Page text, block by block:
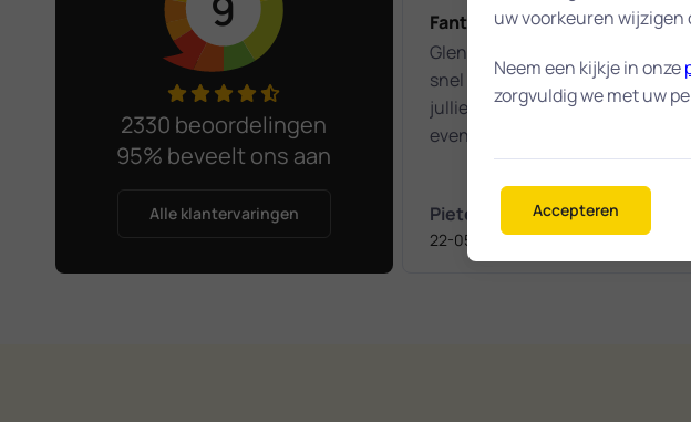
2330 beoordelingen
95% beveelt ons aan
Alle klantervaringen
Fantastisch!!!!
Glenn heeft mij keurig netjes en
snel geholpen met alles en hou
jullie e-mail adres zeker aan voor
eventuele toekomstige
computerproblemen.
COMPLIMENT :-)
Pieter
22-05-2025
uw voorkeuren wijzigen
Neem een kijkje in onze
zorgvuldig we met uw
Accepteren